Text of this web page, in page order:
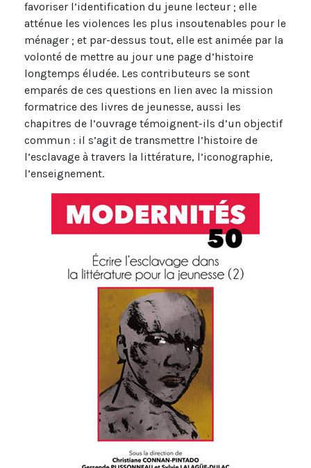
favoriser l’identification du jeune lecteur ; elle
atténue les violences les plus insoutenables pour le
ménager ; et par-dessus tout, elle est animée par la
volonté de mettre au jour une page d’histoire
longtemps éludée. Les contributeurs se sont
emparés de ces questions en lien avec la mission
formatrice des livres de jeunesse, aussi les
chapitres de l’ouvrage témoignent-ils d’un objectif
commun : il s’agit de transmettre l’histoire de
l’esclavage à travers la littérature, l’iconographie,
l’enseignement.